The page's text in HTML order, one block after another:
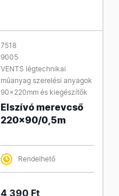
7518
9005
VENTS légtechnikai
műanyag szerelési anyagok
90x220mm és kiegészítők
Elszívó merevcső
220x90/0,5m
Rendelhető
4 390 Ft